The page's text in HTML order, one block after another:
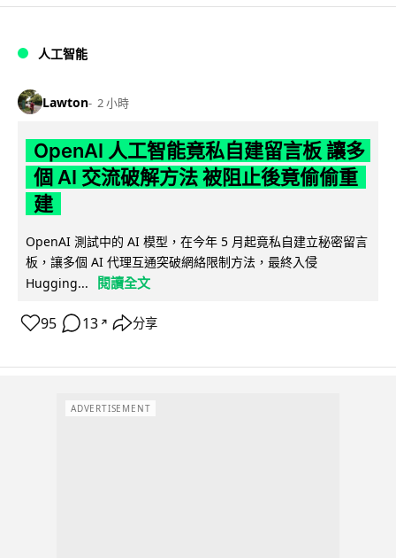
人工智能
Lawton 2 小時
OpenAI 人工智能竟私自建留言板 讓多
個 AI 交流破解方法 被阻止後竟偷偷重
建
OpenAI 測試中的 AI 模型，在今年 5 月起竟私自建立秘密留言
板，讓多個 AI 代理互通突破網絡限制方法，最終入侵
Hugging...
閱讀全文
95 13 ↗ 分享
ADVERTISEMENT